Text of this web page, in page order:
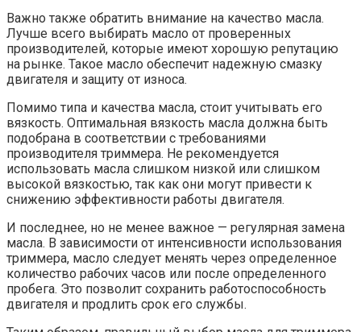
Важно также обратить внимание на качество масла.
Лучше всего выбирать масло от проверенных
производителей, которые имеют хорошую репутацию
на рынке. Такое масло обеспечит надежную смазку
двигателя и защиту от износа.
Помимо типа и качества масла, стоит учитывать его
вязкость. Оптимальная вязкость масла должна быть
подобрана в соответствии с требованиями
производителя триммера. Не рекомендуется
использовать масла слишком низкой или слишком
высокой вязкостью, так как они могут привести к
снижению эффективности работы двигателя.
И последнее, но не менее важное — регулярная замена
масла. В зависимости от интенсивности использования
триммера, масло следует менять через определенное
количество рабочих часов или после определенного
пробега. Это позволит сохранить работоспособность
двигателя и продлить срок его службы.